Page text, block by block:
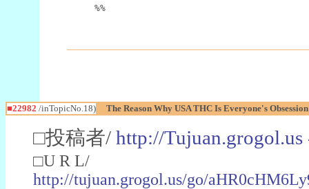
%%
■22982 /inTopicNo.18) The Reason Why USA THC Is Everyone's
□投稿者/ http://Tujuan.grogol.us
□U R L/
http://tujuan.grogol.us/go/